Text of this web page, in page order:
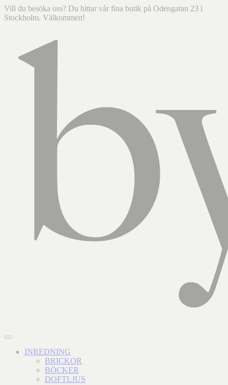
Vill du besöka oss? Du hittar vår fina butik på Odengatan 23 i
Stockholm. Välkommen!
INREDNING
BRICKOR
BÖCKER
DOFTLJUS